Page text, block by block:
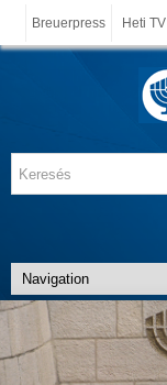
Breuerpress Heti TV